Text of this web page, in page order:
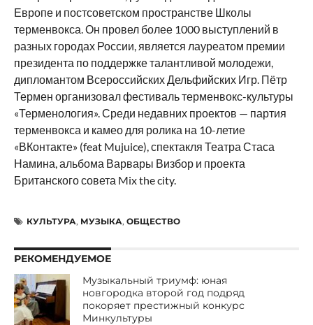
Европе и постсоветском пространстве Школы
терменвокса. Он провел более 1000 выступлений в
разных городах России, является лауреатом премии
президента по поддержке талантливой молодежи,
дипломантом Всероссийских Дельфийских Игр. Пётр
Термен организовал фестиваль терменвокс-культуры
«Терменология». Среди недавних проектов — партия
терменвокса и камео для ролика на 10-летие
«ВКонтакте» (feat Mujuice), спектакля Театра Стаса
Намина, альбома Варвары Визбор и проекта
Британского совета Mix the city.
КУЛЬТУРА, МУЗЫКА, ОБЩЕСТВО
РЕКОМЕНДУЕМОЕ
Музыкальный триумф: юная
новгородка второй год подряд
покоряет престижный конкурс
Минкультуры